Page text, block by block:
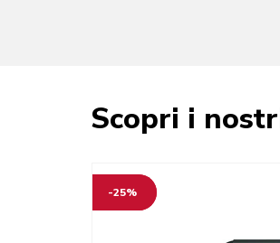
Scopri i
-25%